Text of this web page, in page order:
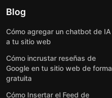
Blog
Cómo agregar un chatbot de IA
a tu sitio web
Cómo incrustar reseñas de
Google en tu sitio web de forma
gratuita
Cómo Insertar el Feed de